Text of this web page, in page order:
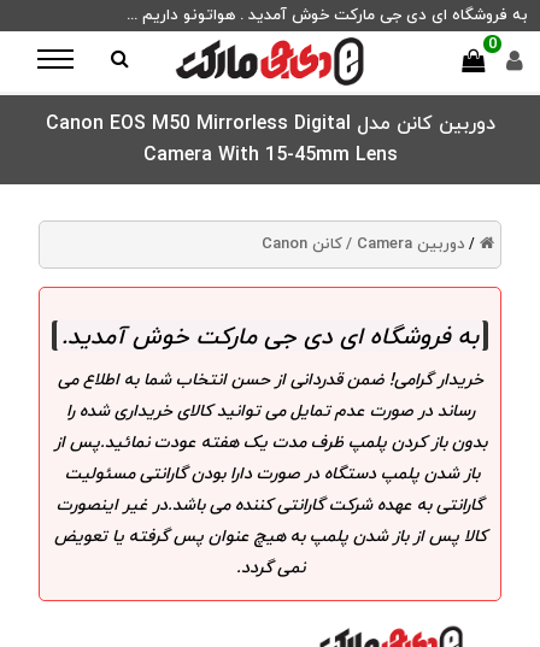
به فروشگاه ای دی جی مارکت خوش آمدید . هواتونو داریم ...
0
دوربین کانن مدل Canon EOS M50 Mirrorless Digital
Camera With 15-45mm Lens
/ دوربین Camera / کانن Canon
به فروشگاه ای دی جی مارکت خوش آمدید.
خریدار گرامی! ضمن قدردانی از حسن انتخاب شما به اطلاع می
رساند در صورت عدم تمایل می توانید کالای خریداری شده را
بدون باز کردن پلمپ ظرف مدت یک هفته عودت نمائید.پس از
باز شدن پلمپ دستگاه در صورت دارا بودن گارانتی مسئولیت
گارانتی به عهده شرکت گارانتی کننده می باشد.در غیر اینصورت
کالا پس از باز شدن پلمپ به هیچ عنوان پس گرفته یا تعویض
نمی گردد.